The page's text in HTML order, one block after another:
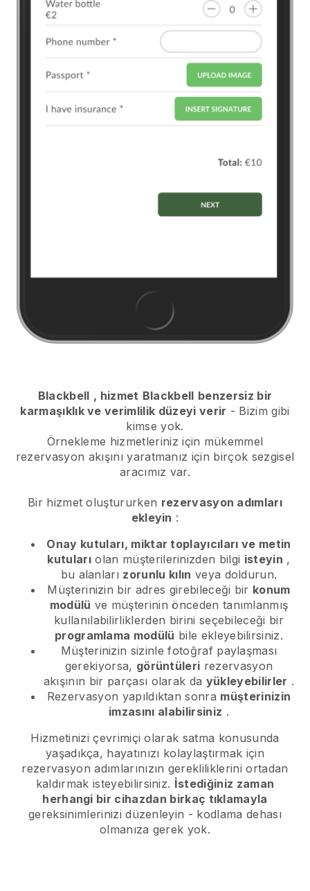
Blackbell , hizmet Blackbell benzersiz bir
karmaşıklık ve verimlilik düzeyi verir - Bizim gibi
kimse yok.
Örnekleme hizmetleriniz için mükemmel
rezervasyon akışını yaratmanız için birçok sezgisel
aracımız var.
Bir hizmet oluştururken rezervasyon adımları
ekleyin :
Onay kutuları, miktar toplayıcıları ve metin
kutuları olan müşterilerinizden bilgi isteyin ,
bu alanları zorunlu kılın veya doldurun.
Müşterinizin bir adres girebileceği bir konum
modülü ve müşterinin önceden tanımlanmış
kullanılabilirliklerden birini seçebileceği bir
programlama modülü bile ekleyebilirsiniz.
Müşterinizin sizinle fotoğraf paylaşması
gerekiyorsa, görüntüleri rezervasyon
akışının bir parçası olarak da yükleyebilirler .
Rezervasyon yapıldıktan sonra müşterinizin
imzasını alabilirsiniz .
Hizmetinizi çevrimiçi olarak satma konusunda
yaşadıkça, hayatınızı kolaylaştırmak için
rezervasyon adımlarınızın gerekliliklerini ortadan
kaldırmak isteyebilirsiniz. İstediğiniz zaman
herhangi bir cihazdan birkaç tıklamayla
gereksinimlerinizi düzenleyin - kodlama dehası
olmanıza gerek yok.